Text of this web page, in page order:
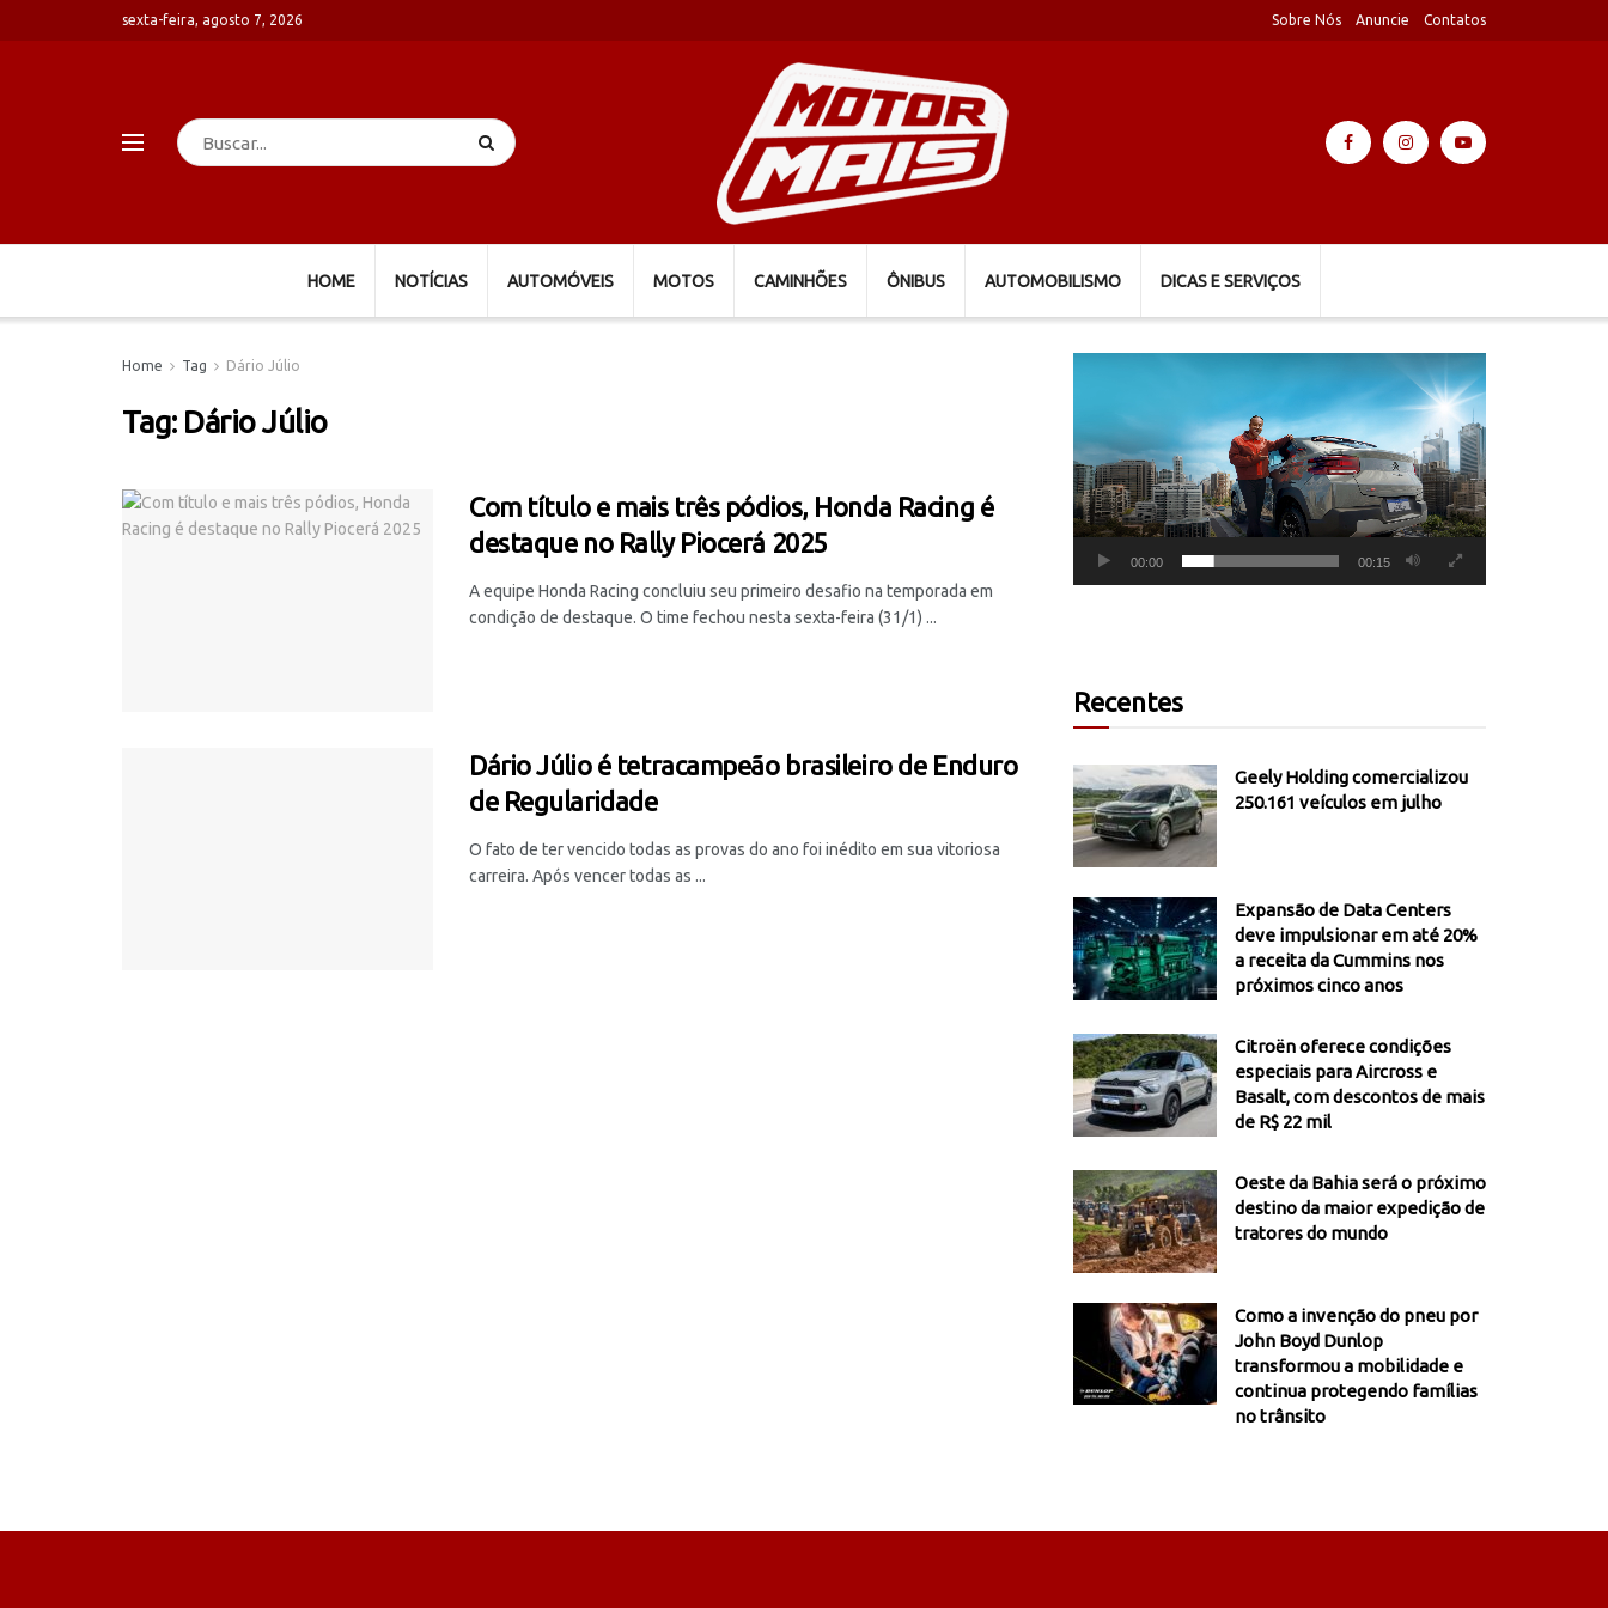
sexta-feira, agosto 7, 2026 Sobre Nós Anuncie Contatos
HOME NOTÍCIAS AUTOMÓVEIS MOTOS CAMINHÕES ÔNIBUS AUTOMOBILISMO DICAS E SERVIÇOS
Home Tag Dário Júlio
Tag: Dário Júlio
Com título e mais três pódios, Honda Racing é
destaque no Rally Piocerá 2025
A equipe Honda Racing concluiu seu primeiro desafio na temporada em
condição de destaque. O time fechou nesta sexta-feira (31/1) ...
Dário Júlio é tetracampeão brasileiro de Enduro
de Regularidade
O fato de ter vencido todas as provas do ano foi inédito em sua vitoriosa
carreira. Após vencer todas as ...
00:00 00:15
Recentes
Geely Holding comercializou
250.161 veículos em julho
Expansão de Data Centers
deve impulsionar em até 20%
a receita da Cummins nos
próximos cinco anos
Citroën oferece condições
especiais para Aircross e
Basalt, com descontos de mais
de R$ 22 mil
Oeste da Bahia será o próximo
destino da maior expedição de
tratores do mundo
Como a invenção do pneu por
John Boyd Dunlop
transformou a mobilidade e
continua protegendo famílias
no trânsito